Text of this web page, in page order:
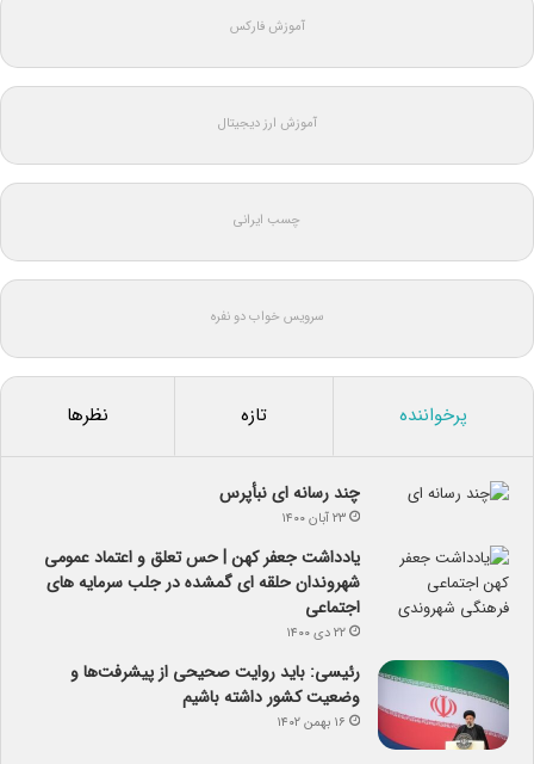
آموزش فارکس
آموزش ارز دیجیتال
چسب ایرانی
سرویس خواب دو نفره
پرخواننده تازه نظرها
چند رسانه ای نبأپرس
۲۳ آبان ۱۴۰۰
یادداشت جعفر کهن | حس تعلق و اعتماد عمومی
شهروندان حلقه ای گمشده در جلب سرمایه های
اجتماعی
۲۲ دی ۱۴۰۰
رئیسی: باید روایت صحیحی از پیشرفت‌ها و
وضعیت کشور داشته باشیم
۱۶ بهمن ۱۴۰۲